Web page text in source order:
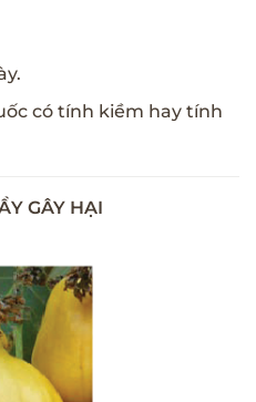
có tính kiềm hay tính
GÂY HẠI